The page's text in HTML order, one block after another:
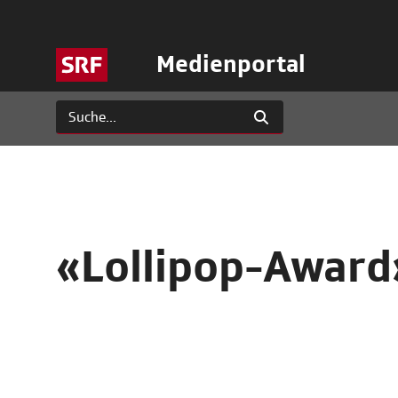
Medienportal
«Lollipop-